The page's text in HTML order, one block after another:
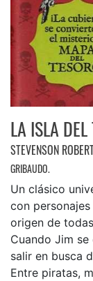
LA ISLA DEL
STEVENSON
GRIBAUDO.
Un clásico
con
origen de
Cuando Jim
salir en busca
Entre piratas,